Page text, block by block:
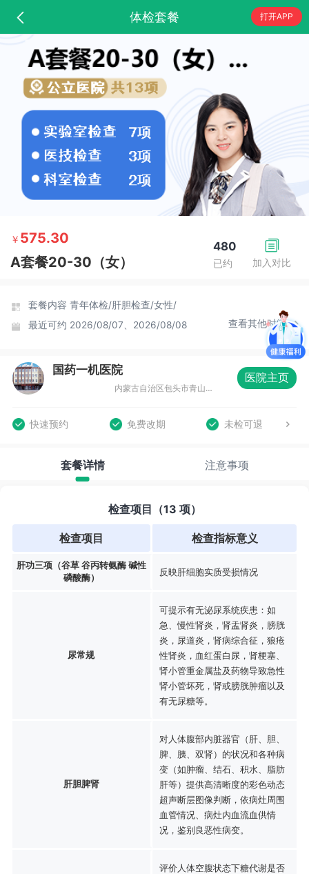
体检套餐 打开APP
加入对比
480
已约
￥ 575.30
A套餐20-30（女）
套餐内容 青年体检/肝胆检查/女性/
最近可约 2026/08/07、2026/08/08 查看其他时间
国药一机医院
内蒙古自治区包头市青山区自由路与青山路丁字路口(一机医院斜对面)
医院主页
快速预约 免费改期 未检可退
套餐详情 注意事项
检查项目（13 项）
检查项目 检查指标意义
肝功三项（谷草 谷丙转氨酶 碱性
磷酸酶）
反映肝细胞实质受损情况
尿常规
可提示有无泌尿系统疾患：如
急、慢性肾炎，肾盂肾炎，膀胱
炎，尿道炎，肾病综合征，狼疮
性肾炎，血红蛋白尿，肾梗塞、
肾小管重金属盐及药物导致急性
肾小管坏死，肾或膀胱肿瘤以及
有无尿糖等。
肝胆脾肾
对人体腹部内脏器官（肝、胆、
脾、胰、双肾）的状况和各种病
变（如肿瘤、结石、积水、脂肪
肝等）提供高清晰度的彩色动态
超声断层图像判断，依病灶周围
血管情况、病灶内血流血供情
况，鉴别良恶性病变。
评价人体空腹状态下糖代谢是否